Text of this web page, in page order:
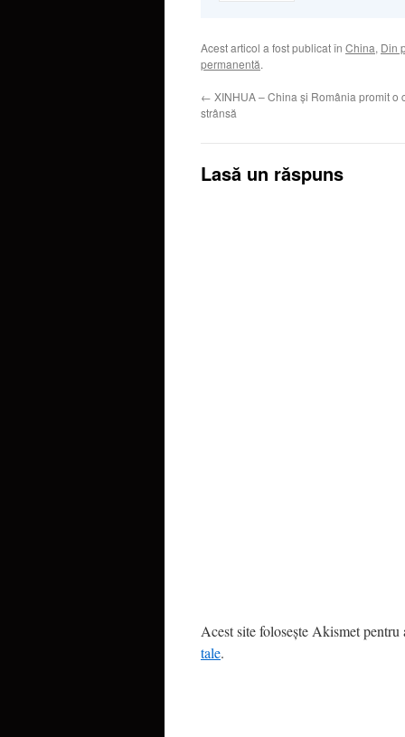
Acest articol a fost publicat în China, Din
permanentă.
← XINHUA – China şi România promit o
strânsă
Lasă un răspuns
Acest site folosește Akismet pentru
tale.